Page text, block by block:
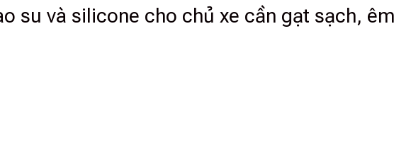
su và silicone cho chủ xe cần gạt sạch,